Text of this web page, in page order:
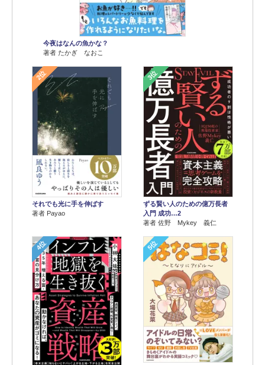
今夜はなんの魚かな？
著者 たかぎ なおこ
2位
それでも光に手を伸ばす
著者 Payao
3位
ずる賢い人のための億万長者
入門 成功…2
著者 佐野 Mykey 義仁
4位 5位